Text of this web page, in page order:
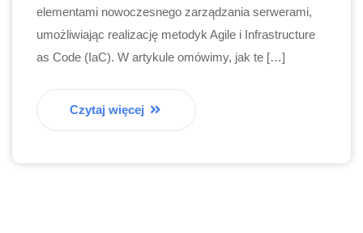
elementami nowoczesnego zarządzania serwerami,
umożliwiając realizację metodyk Agile i Infrastructure
as Code (IaC). W artykule omówimy, jak te […]
Czytaj więcej